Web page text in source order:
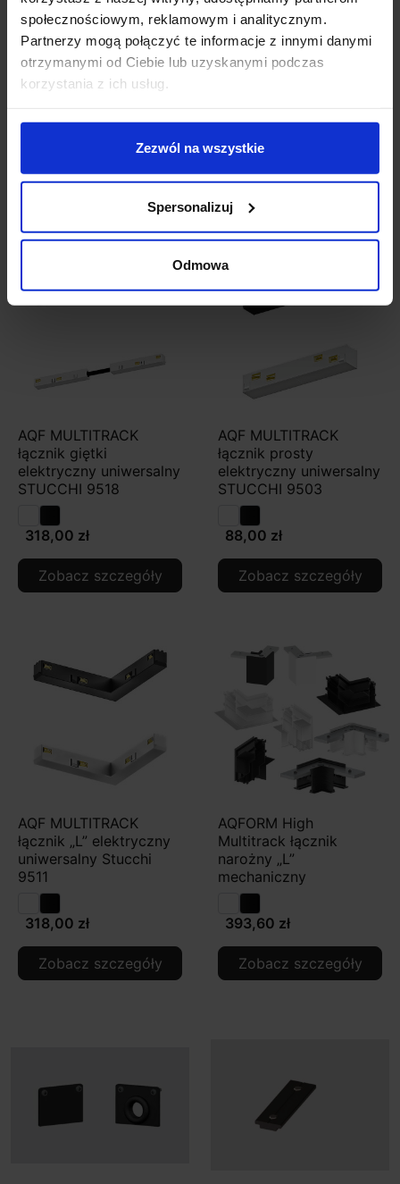
społecznościowym, reklamowym i analitycznym.
Partnerzy mogą połączyć te informacje z innymi danymi
otrzymanymi od Ciebie lub uzyskanymi podczas
korzystania z ich usług.
Zezwól na wszystkie
Spersonalizuj
Odmowa
AQF MULTITRACK
końcówka zasilająca
uniwersalna 48V
Zobacz szczegóły
AQF Multitrack
szynoprzewód
343,00 zł
Zobacz szczegóły
AQF MULTITRACK
łącznik giętki
elektryczny uniwersalny
STUCCHI 9518
318,00 zł
Zobacz szczegóły
AQF MULTITRACK
łącznik prosty
elektryczny uniwersalny
STUCCHI 9503
88,00 zł
Zobacz szczegóły
AQF MULTITRACK
łącznik „L” elektryczny
uniwersalny Stucchi
9511
318,00 zł
Zobacz szczegóły
AQFORM High
Multitrack łącznik
narożny „L”
mechaniczny
393,60 zł
Zobacz szczegóły